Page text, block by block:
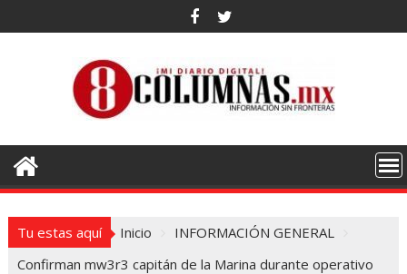
al
Tu estas aquí Inicio
INFORMACIÓN GENERAL
Confirman mw3r3 capitán de la Marina durante operativo